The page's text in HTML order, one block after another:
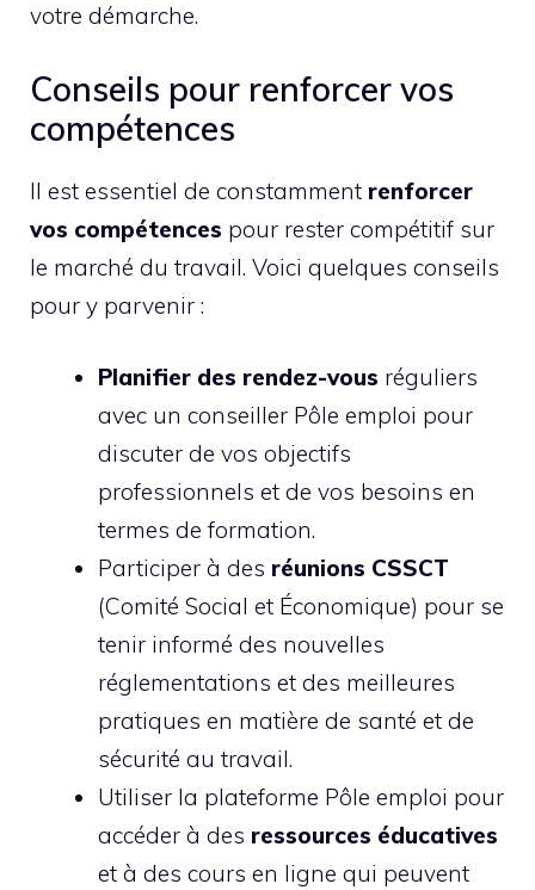
votre démarche.
Conseils pour renforcer vos
compétences
Il est essentiel de constamment renforcer
vos compétences pour rester compétitif sur
le marché du travail. Voici quelques conseils
pour y parvenir :
Planifier des rendez-vous réguliers
avec un conseiller Pôle emploi pour
discuter de vos objectifs
professionnels et de vos besoins en
termes de formation.
Participer à des réunions CSSCT
(Comité Social et Économique) pour se
tenir informé des nouvelles
réglementations et des meilleures
pratiques en matière de santé et de
sécurité au travail.
Utiliser la plateforme Pôle emploi pour
accéder à des ressources éducatives
et à des cours en ligne qui peuvent